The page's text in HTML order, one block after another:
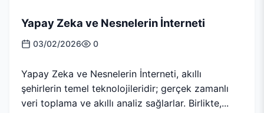
Yapay Zeka ve Nesnelerin İnterneti
03/02/2026 0
Yapay Zeka ve Nesnelerin İnterneti, akıllı
şehirlerin temel teknolojileridir; gerçek zamanlı
veri toplama ve akıllı analiz sağlarlar. Birlikte,...